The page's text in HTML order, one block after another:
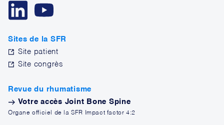
Sites de la SFR
Site patient
Site congrès
Revue du rhumatisme
Votre accès Joint Bone Spine
Organe officiel de la SFR Impact factor 4:2